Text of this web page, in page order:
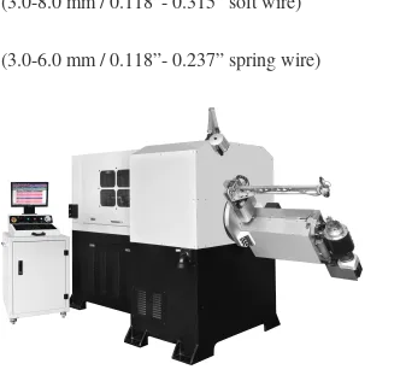
(3.0-6.0 mm / 0.118”- 0.237” spring wire)